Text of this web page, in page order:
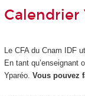
Calendrier
Le CFA du Cnam IDF
En tant qu’enseignant
Yparéo. Vous pouvez